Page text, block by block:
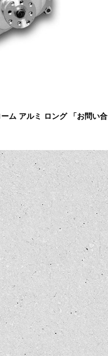
ム アルミ ロング 「お問い合